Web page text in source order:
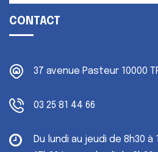
CONTACT
37 avenue Pasteur 10000
03 25 81 44 66
Du lundi au jeudi de 8h30 à